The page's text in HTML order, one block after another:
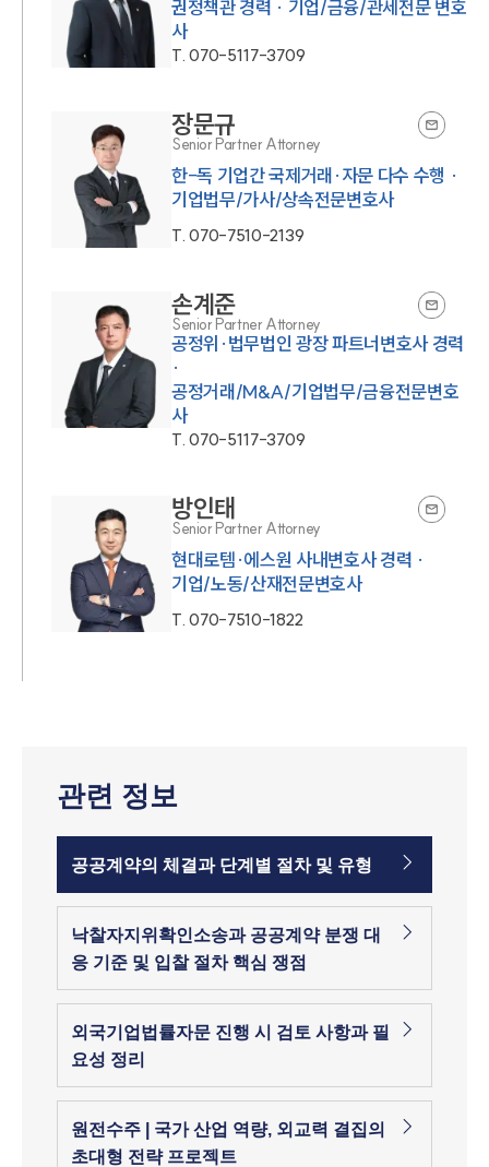
권정책관 경력 · 기업/금융/관세전문 변호
사
T.070-5117-3709
장문규
Senior Partner Attorney
한-독 기업간 국제거래·자문 다수 수행 ·
기업법무/가사/상속전문변호사
T.070-7510-2139
손계준
Senior Partner Attorney
공정위·법무법인 광장 파트너변호사 경력
·
공정거래/M&A/기업법무/금융전문변호
사
T.070-5117-3709
방인태
Senior Partner Attorney
현대로템·에스원 사내변호사 경력 ·
기업/노동/산재전문변호사
T.070-7510-1822
관련 정보
공공계약의 체결과 단계별 절차 및 유형
낙찰자지위확인소송과 공공계약 분쟁 대
응 기준 및 입찰 절차 핵심 쟁점
외국기업법률자문 진행 시 검토 사항과 필
요성 정리
원전수주 | 국가 산업 역량, 외교력 결집의
초대형 전략 프로젝트